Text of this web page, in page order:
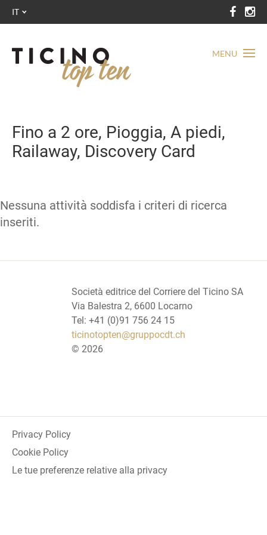
MENU
IT
Fino a 2 ore, Pioggia, A piedi,
Railaway, Discovery Card
Nessuna attività soddisfa i criteri di ricerca
inseriti.
Società editrice del Corriere del Ticino SA
Via Balestra 2, 6600 Locarno
Tel: +41 (0)91 756 24 15
ticinotopten@gruppocdt.ch
© 2026
Privacy Policy
Cookie Policy
Le tue preferenze relative alla privacy